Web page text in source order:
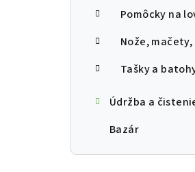
Pomôcky na
Nože,
Tašky a
Údržba a
Bazár